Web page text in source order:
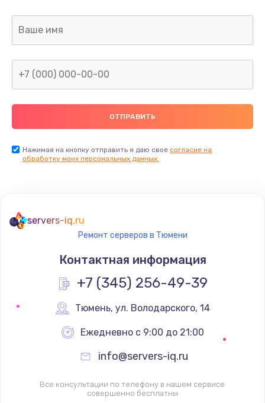
Замена северного моста
2600 руб.
Ремонт разъема питания
745 руб.
Заказать
Замена видеокарты
1600 руб.
2500 руб.
Нажимая на кнопку отправить я даю свое согласие на
обработку моих персональных данных.
servers-iq.ru
Ремонт серверов в Тюмени
Контактная информация
+7 (345) 256-49-39
Тюмень, ул. Володарского, 14
Ежедневно с 9:00 до 21:00
info@servers-iq.ru
Все консультации по телефону в нашем сервисе
совершенно бесплатны